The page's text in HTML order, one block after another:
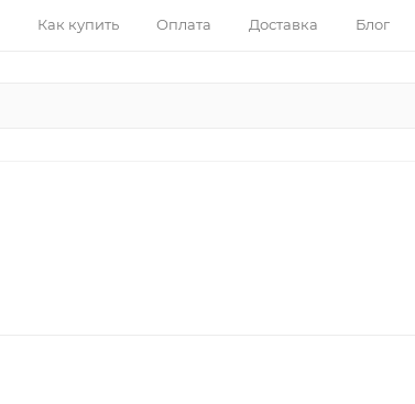
Как купить Оплата Доставка Блог